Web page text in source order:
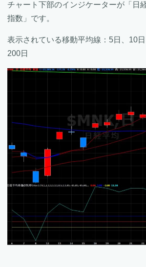
チャート下部のインジケーターが「日
指数」です。
表示されている移動平均線：5日、10日
200日